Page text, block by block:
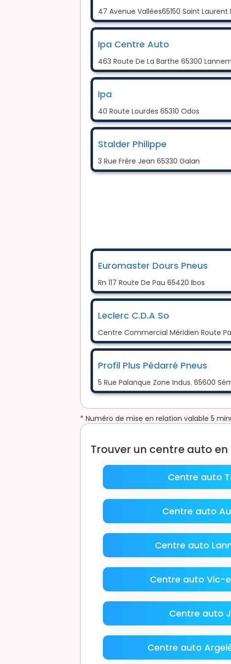
47 Avenue Vallées65150 Saint Laurent
Ipa Centre Auto
463 Route De La Barthe 65300
Ipa
40 Route Lourdes 65310 Odos
Stalder Philippe
3 Rue Frère Jean 65330 Galan
Euromaster Dours Pneus
Rn 117 Route De Pau 65420 Ibos
Leclerc C.D.A So
Centre Commercial Méridien Route
Profil Plus Pédarré Pneus
5 Rue Palanque Zone Indus. 65600
* Numéro de mise en relation valable 5
Trouver un centre auto
Centre auto
Centre auto
Centre auto
Centre auto Vic-
Centre auto
Centre auto